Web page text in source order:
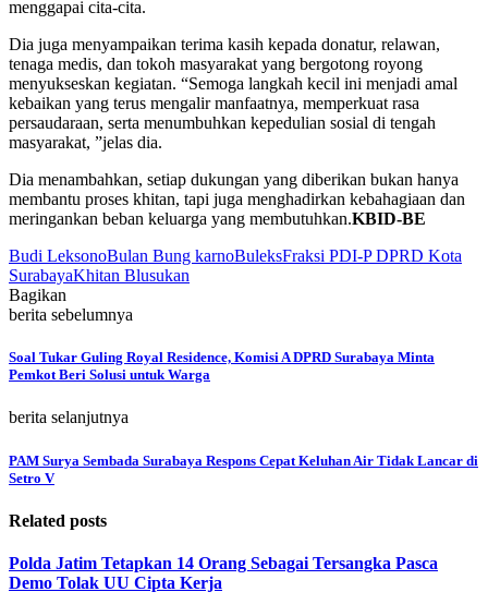
menggapai cita-cita.
Dia juga menyampaikan terima kasih kepada donatur, relawan,
tenaga medis, dan tokoh masyarakat yang bergotong royong
menyukseskan kegiatan. “Semoga langkah kecil ini menjadi amal
kebaikan yang terus mengalir manfaatnya, memperkuat rasa
persaudaraan, serta menumbuhkan kepedulian sosial di tengah
masyarakat, ”jelas dia.
Dia menambahkan, setiap dukungan yang diberikan bukan hanya
membantu proses khitan, tapi juga menghadirkan kebahagiaan dan
meringankan beban keluarga yang membutuhkan.KBID-BE
Budi LeksonoBulan Bung karnoBuleksFraksi PDI-P DPRD Kota
SurabayaKhitan Blusukan
Bagikan
berita sebelumnya
Soal Tukar Guling Royal Residence, Komisi A DPRD Surabaya Minta
Pemkot Beri Solusi untuk Warga
berita selanjutnya
PAM Surya Sembada Surabaya Respons Cepat Keluhan Air Tidak Lancar di
Setro V
Related posts
Polda Jatim Tetapkan 14 Orang Sebagai Tersangka Pasca
Demo Tolak UU Cipta Kerja